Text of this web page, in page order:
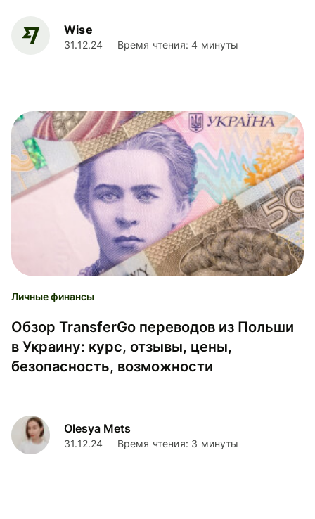
Wise
31.12.24 Время чтения: 4 минуты
Личные финансы
Обзор TransferGo переводов из Польши
в Украину: курс, отзывы, цены,
безопасность, возможности
Olesya Mets
31.12.24 Время чтения: 3 минуты